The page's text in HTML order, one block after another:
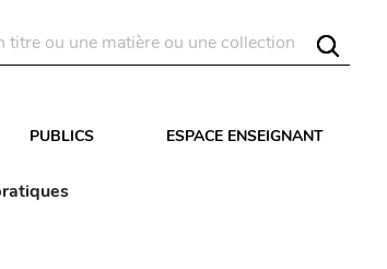
PUBLICS ESPACE ENSEIGNANT